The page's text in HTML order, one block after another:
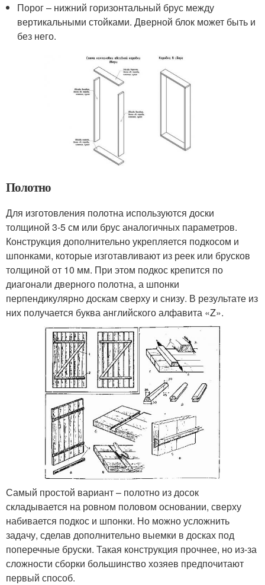
Порог – нижний горизонтальный брус между
вертикальными стойками. Дверной блок может быть и
без него.
Полотно
Для изготовления полотна используются доски
толщиной 3-5 см или брус аналогичных параметров.
Конструкция дополнительно укрепляется подкосом и
шпонками, которые изготавливают из реек или брусков
толщиной от 10 мм. При этом подкос крепится по
диагонали дверного полотна, а шпонки
перпендикулярно доскам сверху и снизу. В результате из
них получается буква английского алфавита «Z».
Самый простой вариант – полотно из досок
складывается на ровном половом основании, сверху
набивается подкос и шпонки. Но можно усложнить
задачу, сделав дополнительно выемки в досках под
поперечные бруски. Такая конструкция прочнее, но из-за
сложности сборки большинство хозяев предпочитают
первый способ.